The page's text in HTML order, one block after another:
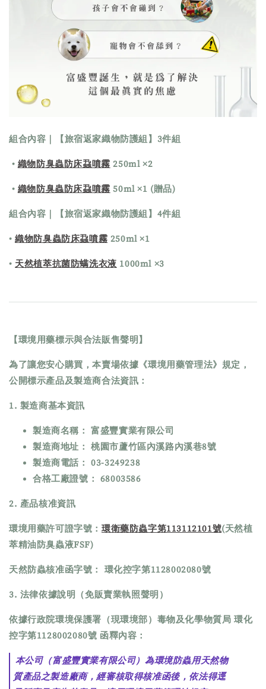
組合內容｜ 【旅宿返家織物防護組】3件組
• 織物防臭蟲防床蝨噴霧 250ml ×2
• 織物防臭蟲防床蝨噴霧 50ml ×1 (贈品)
組合內容｜ 【旅宿返家織物防護組】4件組
•織物防臭蟲防床蝨噴霧 250ml ×1
•天然植萃抗菌防螨洗衣液 1000ml ×3
【環境用藥標示與合法販售聲明】
為了讓您安心購買，本賣場依據《環境用藥管理法》規定，
公開標示產品及製造商合法資訊：
1. 製造商基本資訊
製造商名稱： 富盛豐實業有限公司
製造商地址： 桃園市蘆竹區內溪路內溪巷8號
製造商電話： 03-3249238
合格工廠證號： 68003586
2. 產品核准資訊
環境用藥許可證字號： 環衛藥防蟲字第113112101號(天然植
萃精油防臭蟲液FSF)
天然防蟲核准函字號： 環化控字第1128002080號
3. 法律依據說明（免販賣業執照聲明）
依據行政院環境保護署（現環境部）毒物及化學物質局 環化
控字第1128002080號 函釋內容：
本公司（富盛豐實業有限公司）為環境防蟲用天然物
質產品之製造廠商，經審核取得核准函後，依法得逕